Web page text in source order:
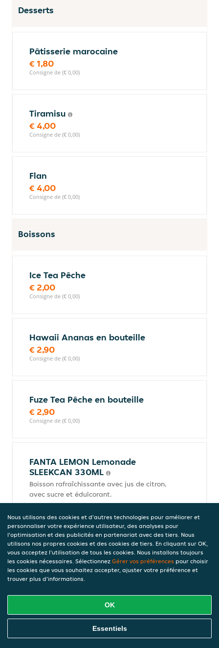
Desserts
Pâtisserie marocaine
€ 1,80
Consigne de (€ 0,00)
Tiramisu
€ 4,00
Consigne de (€ 0,00)
Flan
€ 4,00
Consigne de (€ 0,00)
Boissons
Ice Tea Pêche
€ 2,00
Consigne de (€ 0,00)
Hawaii Ananas en bouteille
€ 2,90
Consigne de (€ 0,00)
Fuze Tea Pêche en bouteille
€ 2,90
Consigne de (€ 0,00)
FANTA LEMON Lemonade
SLEEKCAN 330ML
Boisson rafraîchissante avec jus de citron,
avec sucre et édulcorant.
€ 2,00
Consigne de (€ 0,00), € 6,06/l, 0,33l
Fanta Rouge 33cl
€ 2,00
Consigne de (€ 0,00)
FANTA EXOTIC Lemonade
SLEEKCAN 330 ML
Boisson rafraîchissante avec jus de fruits,
Commandez En Ligne
Nous utilisons des cookies et d'autres technologies pour améliorer et
personnaliser votre expérience utilisateur, des analyses pour
l'optimisation et des publicités en partenariat avec des tiers. Nous
utilisons nos propres cookies et des cookies de tiers. En cliquant sur OK,
vous acceptez l'utilisation de tous les cookies. Nous installons toujours
les cookies nécessaires. Sélectionnez Gérer vos préférences pour choisir
les cookies que vous souhaitez accepter, ajuster votre préférence et
trouver plus d'informations.
OK
Essentiels